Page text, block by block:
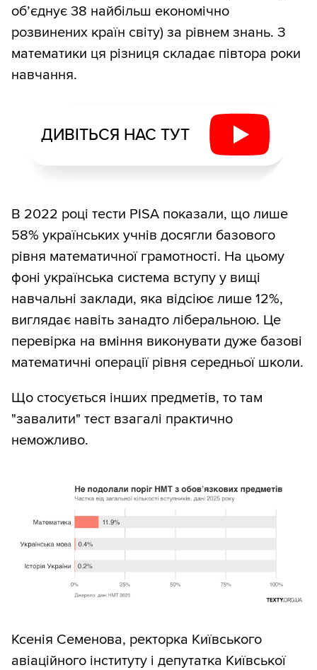
об’єднує 38 найбільш економічно
розвинених країн світу) за рівнем знань. З
математики ця різниця складає півтора роки
навчання.
ДИВІТЬСЯ НАС ТУТ
В 2022 році тести PISA показали, що лише
58% українських учнів досягли базового
рівня математичної грамотності. На цьому
фоні українська система вступу у вищі
навчальні заклади, яка відсіює лише 12%,
виглядає навіть занадто ліберальною. Це
перевірка на вміння виконувати дуже базові
математичні операції рівня середньої школи.
Що стосується інших предметів, то там
"завалити" тест взагалі практично
неможливо.
Ксенія Семенова, ректорка Київського
авіаційного інституту і депутатка Київської